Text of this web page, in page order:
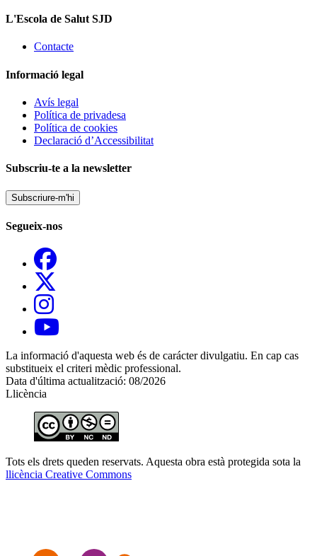
L'Escola de Salut SJD
Contacte
Informació legal
Avís legal
Política de privadesa
Política de cookies
Declaració d’Accessibilitat
Subscriu-te a la newsletter
Subscriure-m'hi
Segueix-nos
La informació d'aquesta web és de carácter divulgatiu. En cap cas
substitueix el criteri mèdic professional.
Data d'última actualització: 08/2026
Llicència
Tots els drets queden reservats. Aquesta obra està protegida sota la
llicència Creative Commons